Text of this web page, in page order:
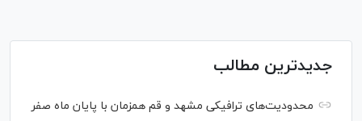
جدیدترین مطالب
محدودیت‌های ترافیکی مشهد و قم همزمان با پایان ماه صفر